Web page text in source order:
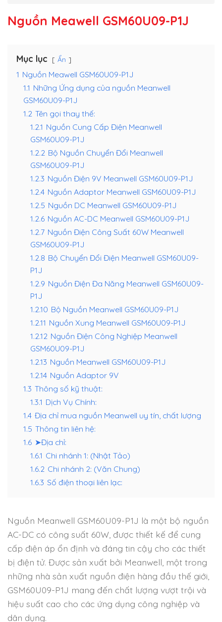
Nguồn Meawell GSM60U09-P1J
Mục lục Ẩn
1 Nguồn Meawell GSM60U09-P1J
1.1 Những Ứng dụng của nguồn Meanwell
GSM60U09-P1J
1.2 Tên gọi thay thế:
1.2.1 Nguồn Cung Cấp Điện Meanwell
GSM60U09-P1J
1.2.2 Bộ Nguồn Chuyển Đổi Meanwell
GSM60U09-P1J
1.2.3 Nguồn Điện 9V Meanwell GSM60U09-P1J
1.2.4 Nguồn Adaptor Meanwell GSM60U09-P1J
1.2.5 Nguồn DC Meanwell GSM60U09-P1J
1.2.6 Nguồn AC-DC Meanwell GSM60U09-P1J
1.2.7 Nguồn Điện Công Suất 60W Meanwell
GSM60U09-P1J
1.2.8 Bộ Chuyển Đổi Điện Meanwell GSM60U09-
P1J
1.2.9 Nguồn Điện Đa Năng Meanwell GSM60U09-
P1J
1.2.10 Bộ Nguồn Meanwell GSM60U09-P1J
1.2.11 Nguồn Xung Meanwell GSM60U09-P1J
1.2.12 Nguồn Điện Công Nghiệp Meanwell
GSM60U09-P1J
1.2.13 Nguồn Meanwell GSM60U09-P1J
1.2.14 Nguồn Adaptor 9V
1.3 Thông số kỹ thuật:
1.3.1 Dịch Vụ Chính:
1.4 Địa chỉ mua nguồn Meanwell uy tín, chất lượng
1.5 Thông tin liên hệ:
1.6 ➤Địa chỉ:
1.6.1 Chi nhánh 1: (Nhật Tảo)
1.6.2 Chi nhánh 2: (Văn Chung)
1.6.3 Số điện thoại liên lạc:
Nguồn Meanwell GSM60U09-P1J là một bộ nguồn
AC-DC có công suất 60W, được thiết kế để cung
cấp điện áp ổn định và đáng tin cậy cho các thiết
bị điện tử. Được sản xuất bởi Meanwell, một trong
những nhà sản xuất nguồn điện hàng đầu thế giới,
GSM60U09-P1J mang đến chất lượng vượt trội và
hiệu suất cao cho các ứng dụng công nghiệp và
dân dụng.